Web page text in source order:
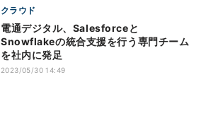
クラウド
電通デジタル、Salesforceと
Snowflakeの統合支援を行う専門チーム
を社内に発足
2023/05/30 14:49